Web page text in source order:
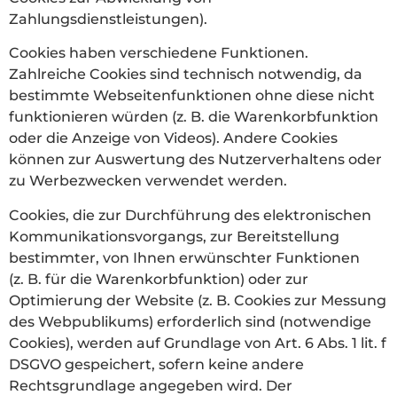
Zahlungsdienstleistungen).
Cookies haben verschiedene Funktionen.
Zahlreiche Cookies sind technisch notwendig, da
bestimmte Webseitenfunktionen ohne diese nicht
funktionieren würden (z. B. die Warenkorbfunktion
oder die Anzeige von Videos). Andere Cookies
können zur Auswertung des Nutzerverhaltens oder
zu Werbezwecken verwendet werden.
Cookies, die zur Durchführung des elektronischen
Kommunikationsvorgangs, zur Bereitstellung
bestimmter, von Ihnen erwünschter Funktionen
(z. B. für die Warenkorbfunktion) oder zur
Optimierung der Website (z. B. Cookies zur Messung
des Webpublikums) erforderlich sind (notwendige
Cookies), werden auf Grundlage von Art. 6 Abs. 1 lit. f
DSGVO gespeichert, sofern keine andere
Rechtsgrundlage angegeben wird. Der